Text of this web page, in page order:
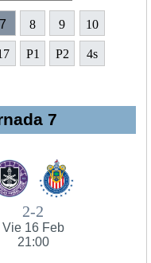
7 8 9 10
P1 P2 4s
7
2-2
Vie 16 Feb
21:00